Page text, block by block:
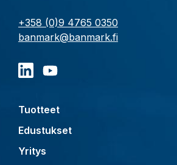
+358 (0)9 4765 0350
banmark@banmark.fi
Tuotteet
Edustukset
Yritys